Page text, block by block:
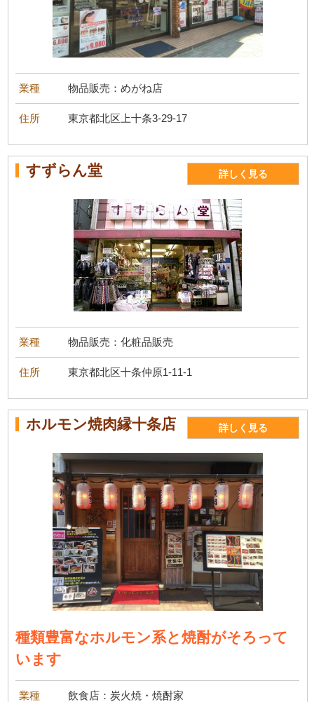
業種 物品販売：めがね店
住所 東京都北区上十条3-29-17
すずらん堂 詳しく見る
業種 物品販売：化粧品販売
住所 東京都北区十条仲原1-11-1
ホルモン焼肉縁十条店 詳しく見る
種類豊富なホルモン系と焼酎がそろって
います
業種 飲食店：炭火焼・焼酎家